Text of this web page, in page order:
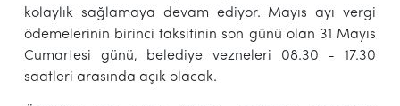
kolaylık sağlamaya devam ediyor. Mayıs ayı vergi
ödemelerinin birinci taksitinin son günü olan 31 Mayıs
Cumartesi günü, belediye vezneleri 08.30 - 17.30
saatleri arasında açık olacak.